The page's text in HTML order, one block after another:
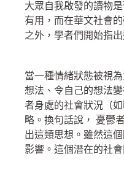
大眾自我啟發的讀物
有用，而在華文社會
之外，學者們開始指
當一種情緒狀態被視
想法、令自己的想法
者身處的社會狀況（
略。換句話說， 憂鬱
出這類思想。雖然這
影響。這個潛在的社